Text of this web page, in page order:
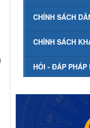
CHÍNH SÁCH
CHÍNH SÁCH
HỎI - ĐÁP PHÁP